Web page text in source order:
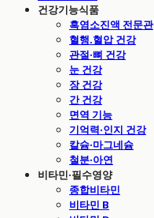
건강기능식품
흑염소진액 전문관
혈행.혈압 건강
관절·뼈 건강
눈 건강
장 건강
간 건강
면역 기능
기억력·인지 건강
칼슘·마그네슘
철분·아연
비타민·필수영양
종합비타민
비타민 B